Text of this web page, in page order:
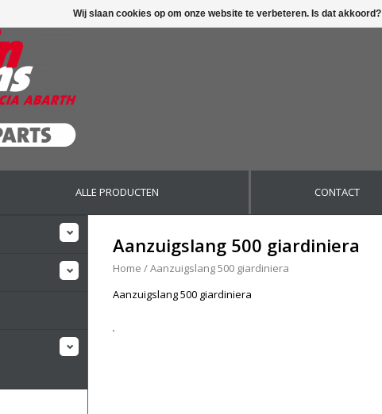
ALLE PRODUCTEN CONTACT
Aanzuigslang 500 giardiniera
Home /Aanzuigslang 500 giardiniera
Aanzuigslang 500 giardiniera
Wij slaan cookies op om onze website te verbeteren. Is dat akkoord?